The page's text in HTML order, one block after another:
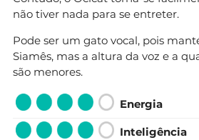
não tiver nada para se entreter.
Pode ser um gato vocal, pois
Siamês, mas a altura da voz e a
são menores.
Energia
Inteligência